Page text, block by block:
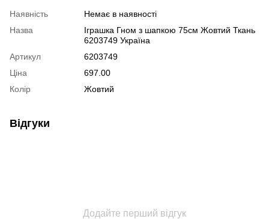
Наявність
Немає в наявності
Назва
Іграшка Гном з шапкою 75см Жовтий Ткань
6203749 Україна
Артикул
6203749
Ціна
697.00
Колір
Жовтий
Відгуки
Додайте перший відгук